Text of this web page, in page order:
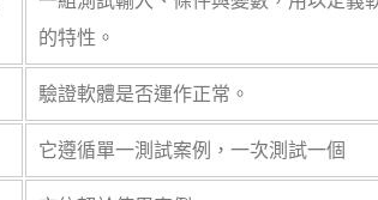
的特性。
驗證軟體是否運作正常。
它遵循單一測試案例，一次測試一個